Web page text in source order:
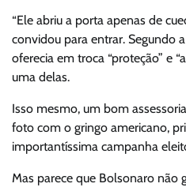
“Ele abriu a porta apenas de
convidou para entrar. Segundo
oferecia em troca “proteção” e
uma delas.
Isso mesmo, um bom
foto com o gringo americano,
importantíssima campanha
Mas parece que Bolsonaro não